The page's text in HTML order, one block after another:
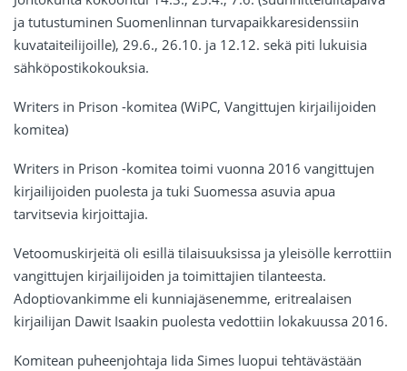
ja tutustuminen Suomenlinnan turvapaikkaresidenssiin
kuvataiteilijoille), 29.6., 26.10. ja 12.12. sekä piti lukuisia
sähköpostikokouksia.
Writers in Prison -komitea (WiPC, Vangittujen kirjailijoiden
komitea)
Writers in Prison -komitea toimi vuonna 2016 vangittujen
kirjailijoiden puolesta ja tuki Suomessa asuvia apua
tarvitsevia kirjoittajia.
Vetoomuskirjeitä oli esillä tilaisuuksissa ja yleisölle kerrottiin
vangittujen kirjailijoiden ja toimittajien tilanteesta.
Adoptiovankimme eli kunniajäsenemme, eritrealaisen
kirjailijan Dawit Isaakin puolesta vedottiin lokakuussa 2016.
Komitean puheenjohtaja Iida Simes luopui tehtävästään